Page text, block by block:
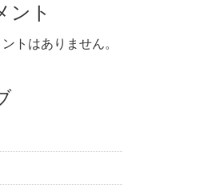
ント
トはありません。